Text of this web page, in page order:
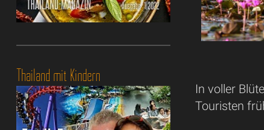
In voller
Touristen
Thailand mit Kindern